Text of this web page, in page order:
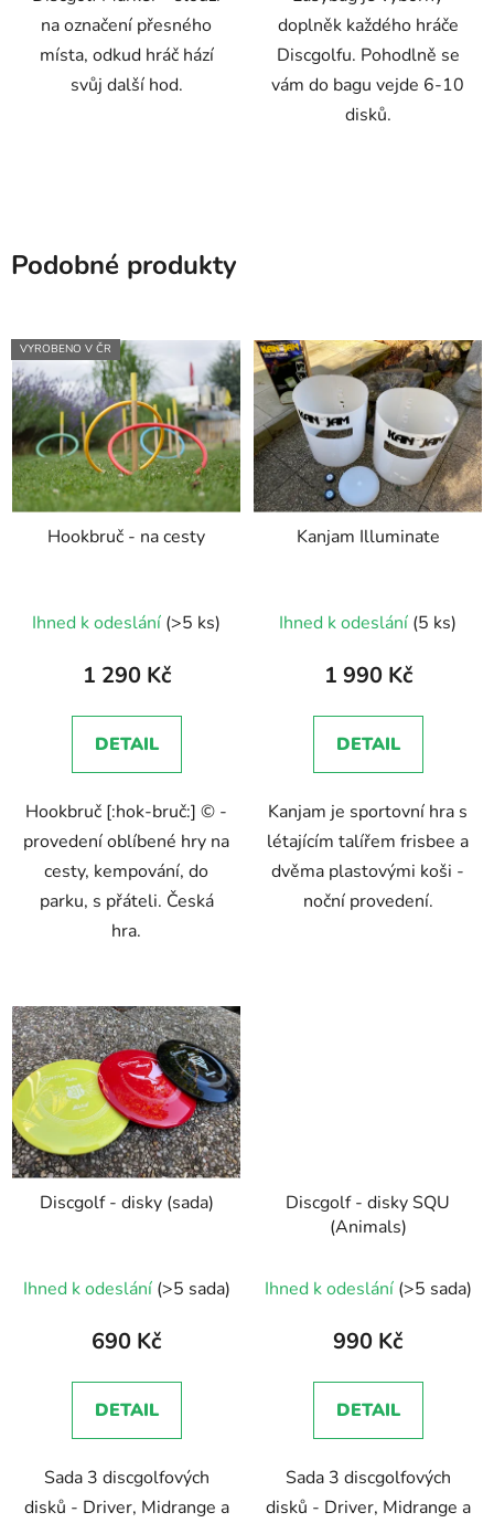
na označení přesného
místa, odkud hráč hází
svůj další hod.
doplněk každého hráče
Discgolfu. Pohodlně se
vám do bagu vejde 6-10
disků.
Podobné produkty
VYROBENO V ČR
Hookbruč - na cesty
hodnocení
produktu
5,0
z
hvězdiček.
Ihned k odeslání (>5 ks)
1 290 Kč
DETAIL
Hookbruč [:hok-bruč:] © -
provedení oblíbené hry na
cesty, kempování, do
parku, s přáteli. Česká
hra.
Kanjam Illuminate
hodnocení
produktu
5,0
z
hvězdiček.
Ihned k odeslání (5 ks)
1 990 Kč
DETAIL
Kanjam je sportovní hra s
létajícím talířem frisbee a
dvěma plastovými koši -
noční provedení.
Discgolf - disky (sada)
hodnocení
produktu
5,0
z
hvězdiček.
Ihned k odeslání (>5 sada)
690 Kč
DETAIL
Sada 3 discgolfových
disků - Driver, Midrange a
Discgolf - disky SQU
(Animals)
Ihned k odeslání (>5 sada)
990 Kč
DETAIL
Sada 3 discgolfových
disků - Driver, Midrange a